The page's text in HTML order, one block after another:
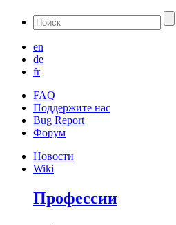
en
de
fr
FAQ
Поддержите нас
Bug Report
Форум
Новости
Wiki
Профессии